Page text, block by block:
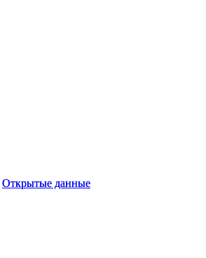
Открытые данные